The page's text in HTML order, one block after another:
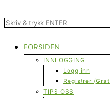
FORSIDEN
INNLOGGING
Logg inn
Registrer
TIPS OSS